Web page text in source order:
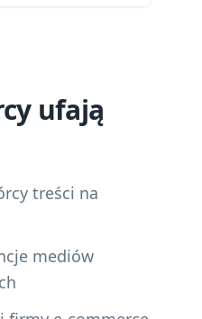
ufają
treści na
mediów